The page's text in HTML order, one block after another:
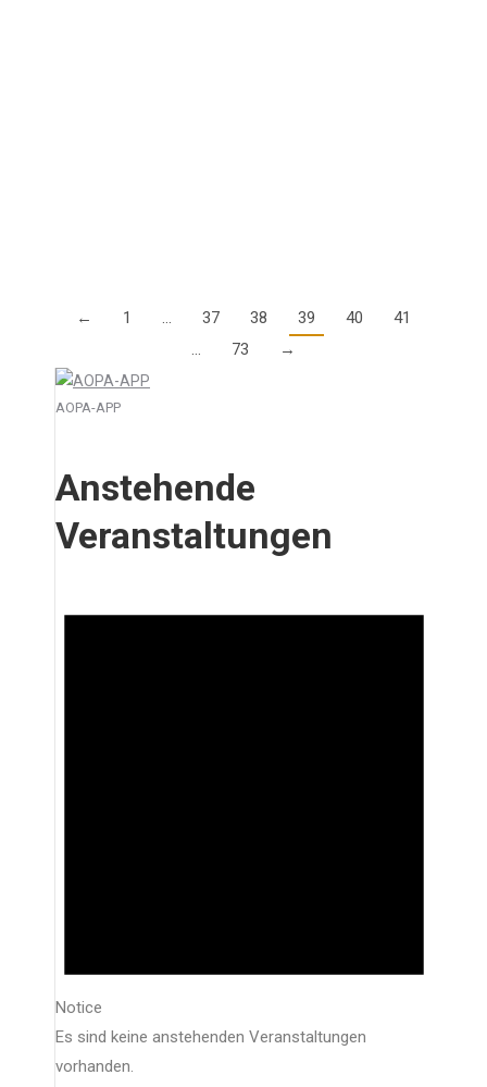
← 1 … 37 38 39 40
41
…
73 →
AOPA-APP
Anstehende
Veranstaltungen
Notice
Es sind keine anstehenden Veranstaltungen
vorhanden.